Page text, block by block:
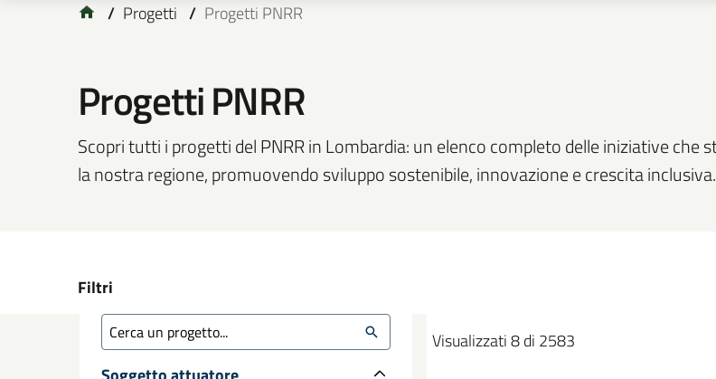
/ Progetti / Progetti PNRR
Progetti PNRR
Scopri tutti i progetti del PNRR in Lombardia: un elenco completo delle iniziative che
la nostra regione, promuovendo sviluppo sostenibile, innovazione e crescita inclusiva.
Filtri
Visualizzati 8 di 2583